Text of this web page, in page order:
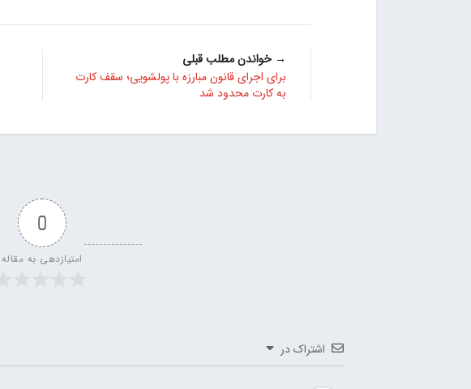
→ خواندن مطلب قبلی
برای اجرای قانون مبارزه با پولشویی؛ سقف کارت
به کارت محدود شد
0
امتیازدهی به مقاله
اشتراک در